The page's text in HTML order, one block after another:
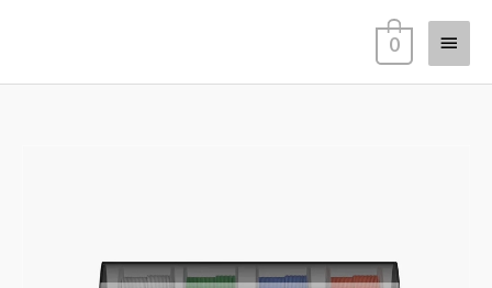
主
要
0